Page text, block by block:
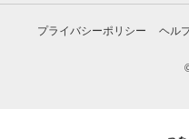
プライバシーポリシー ヘル